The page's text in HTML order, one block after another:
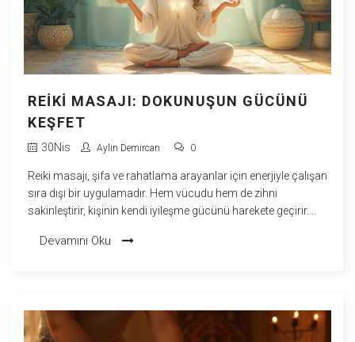
REIKI MASAJI: DOKUNUŞUN GÜCÜNÜ
KEŞFET
30Nis Aylin Demircan 0
Reiki masajı, şifa ve rahatlama arayanlar için enerjiyle çalışan
sıra dışı bir uygulamadır. Hem vücudu hem de zihni
sakinleştirir, kişinin kendi iyileşme gücünü harekete geçirir.
Basit ama etkili teknikler, herkesin yaşam kalitesini
Devamını Oku